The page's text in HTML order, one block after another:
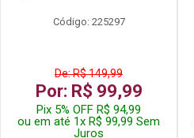
Código: 225297
De: R$ 149,99
Por: R$ 99,99
Pix 5% OFF R$ 94,99
ou em até 1x R$ 99,99 Sem
Juros